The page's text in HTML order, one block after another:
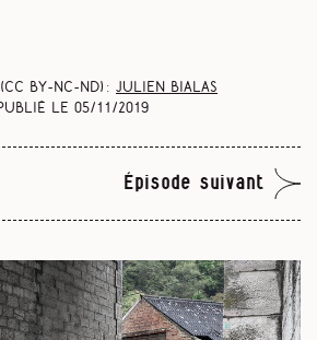
BY-NC-ND) : Julien Bialas
le 05/11/2019
Épisode suivant